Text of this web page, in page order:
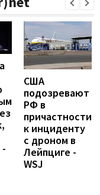
США
подозревают
РФ в
причастности
к инциденту
с дроном в
Лейпциге -
WSJ